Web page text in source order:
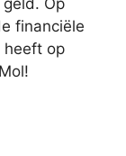
Op
financiële
heeft op